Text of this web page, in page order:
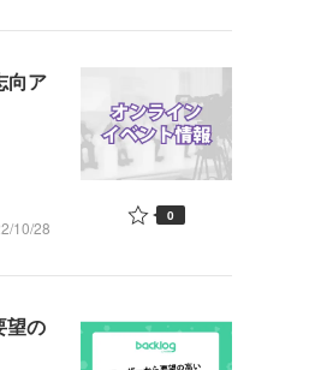
向ア
10/28
0
望の